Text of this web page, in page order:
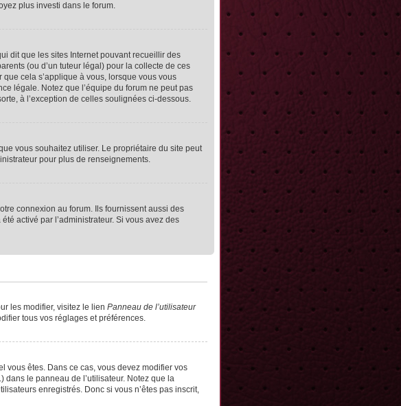
plus investi dans le forum.
dit que les sites Internet pouvant recueillir des
(ou d’un tuteur légal) pour la collecte de ces
cela s’applique à vous, lorsque vous vous
légale. Notez que l’équipe du forum ne peut pas
à l’exception de celles soulignées ci-dessous.
vous souhaitez utiliser. Le propriétaire du site peut
pour plus de renseignements.
connexion au forum. Ils fournissent aussi des
activé par l’administrateur. Si vous avez des
les modifier, visitez le lien Panneau de l’utilisateur
tous vos réglages et préférences.
vous êtes. Dans ce cas, vous devez modifier vos
dans le panneau de l’utilisateur. Notez que la
enregistrés. Donc si vous n’êtes pas inscrit,